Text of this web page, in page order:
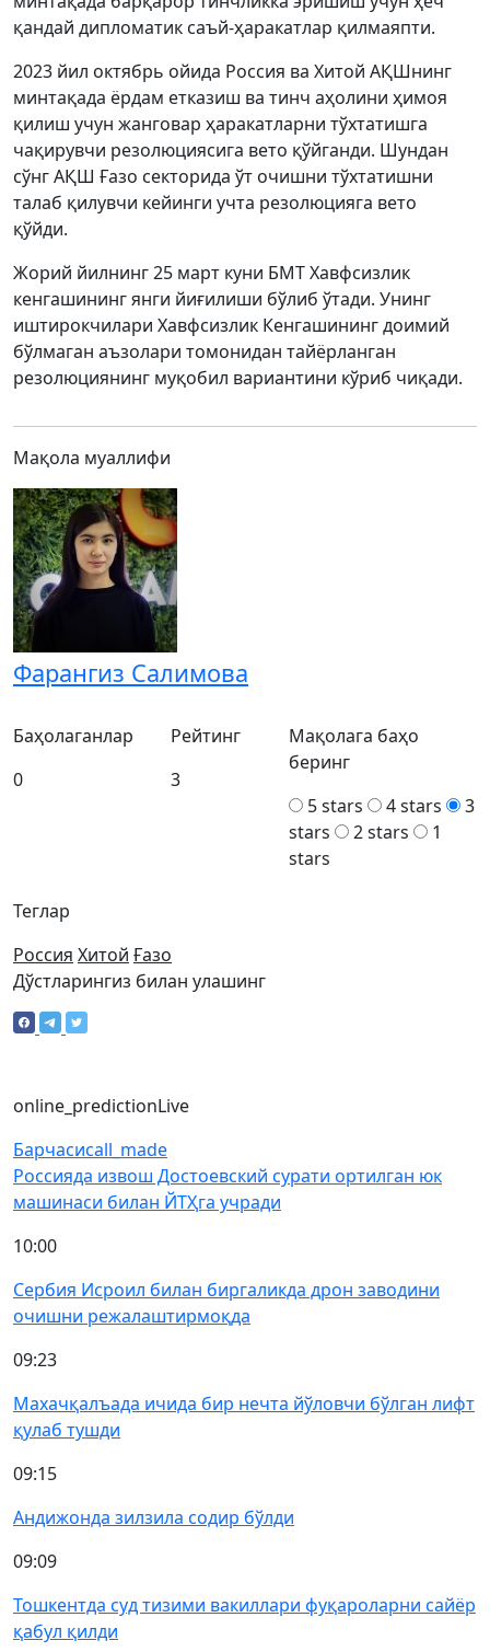
қандай дипломатик саъй-ҳаракатлар қилмаяпти.
2023 йил октябрь ойида Россия ва Хитой АҚШнинг
минтақада ёрдам етказиш ва тинч аҳолини ҳимоя
қилиш учун жанговар ҳаракатларни тўхтатишга
чақирувчи резолюциясига вето қўйганди. Шундан
сўнг АҚШ Ғазо секторида ўт очишни тўхтатишни
талаб қилувчи кейинги учта резолюцияга вето
қўйди.
Жорий йилнинг 25 март куни БМТ Хавфсизлик
кенгашининг янги йиғилиши бўлиб ўтади. Унинг
иштирокчилари Хавфсизлик Кенгашининг доимий
бўлмаган аъзолари томонидан тайёрланган
резолюциянинг муқобил вариантини кўриб чиқади.
Мақола муаллифи
Фарангиз Салимова
Теглар
Россия Хитой Ғазо
Баҳолаганлар
0
Рейтинг
3
Мақолага баҳо
беринг
5 stars
4 stars
3
stars
2 stars
1
stars
Дўстларингиз билан улашинг
online_predictionLive
Барчасиcall_made
Россияда извош Достоевский сурати ортилган юк
машинаси билан ЙТҲга учради
10:00
Сербия Исроил билан биргаликда дрон заводини
очишни режалаштирмоқда
09:23
Махачқалъада ичида бир нечта йўловчи бўлган лифт
қулаб тушди
09:15
Андижонда зилзила содир бўлди
09:09
Тошкентда суд тизими вакиллари фуқароларни сайёр
қабул қилди